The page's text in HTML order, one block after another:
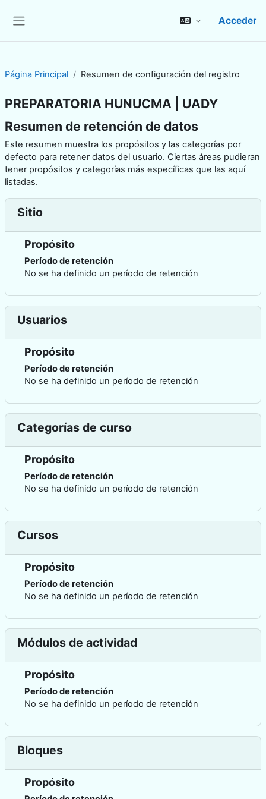
Acceder
Página Principal Resumen de configuración del registro
PREPARATORIA HUNUCMA | UADY
Resumen de retención de datos
Este resumen muestra los propósitos y las categorías por
defecto para retener datos del usuario. Ciertas áreas pudieran
tener propósitos y categorías más específicas que las aquí
listadas.
Sitio
Propósito
Período de retención
No se ha definido un período de retención
Usuarios
Propósito
Período de retención
No se ha definido un período de retención
Categorías de curso
Propósito
Período de retención
No se ha definido un período de retención
Cursos
Propósito
Período de retención
No se ha definido un período de retención
Módulos de actividad
Propósito
Período de retención
No se ha definido un período de retención
Bloques
Propósito